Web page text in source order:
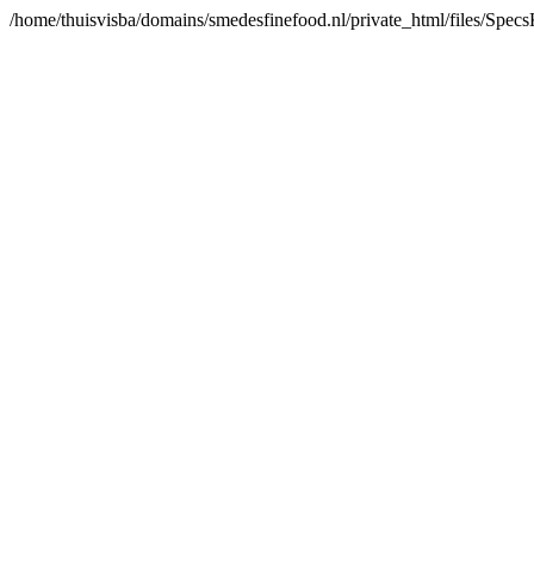
/home/thuisvisba/domains/smedesfinefood.nl/private_html/files/